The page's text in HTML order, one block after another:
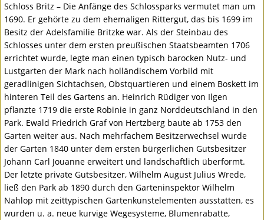
Schloss Britz – Die Anfänge des Schlossparks vermutet man um
1690. Er gehörte zu dem ehemaligen Rittergut, das bis 1699 im
Besitz der Adelsfamilie Britzke war. Als der Steinbau des
Schlosses unter dem ersten preußischen Staatsbeamten 1706
errichtet wurde, legte man einen typisch barocken Nutz- und
Lustgarten der Mark nach holländischem Vorbild mit
geradlinigen Sichtachsen, Obstquartieren und einem Boskett im
hinteren Teil des Gartens an. Heinrich Rüdiger von Ilgen
pflanzte 1719 die erste Robinie in ganz Norddeutschland in den
Park. Ewald Friedrich Graf von Hertzberg baute ab 1753 den
Garten weiter aus. Nach mehrfachem Besitzerwechsel wurde
der Garten 1840 unter dem ersten bürgerlichen Gutsbesitzer
Johann Carl Jouanne erweitert und landschaftlich überformt.
Der letzte private Gutsbesitzer, Wilhelm August Julius Wrede,
ließ den Park ab 1890 durch den Garteninspektor Wilhelm
Nahlop mit zeittypischen Gartenkunstelementen ausstatten, es
wurden u. a. neue kurvige Wegesysteme, Blumenrabatte,